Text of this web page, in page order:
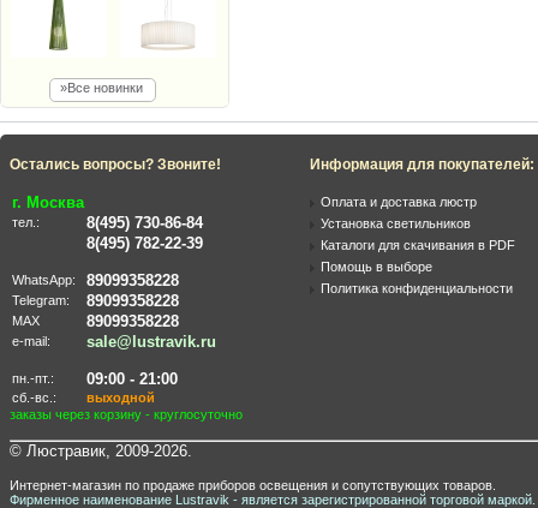
»Все новинки
Остались вопросы? Звоните!
г. Москва
тел.:
8(495) 730-86-84
8(495) 782-22-39
WhatsApp: 89099358228
Telegram: 89099358228
MAX 89099358228
e-mail: sale@lustravik.ru
пн.-пт.: 09:00 - 21:00
сб.-вс.:
выходной
заказы через корзину - круглосуточно
Информация для покупателей:
Оплата и доставка люстр
Установка светильников
Каталоги для скачивания в PDF
Помощь в выборе
Политика конфиденциальности
© Люстравик, 2009-2026.
Интернет-магазин по продаже приборов освещения и сопутствующих товаров.
Фирменное наименование Lustravik - является зарегистрированной торговой